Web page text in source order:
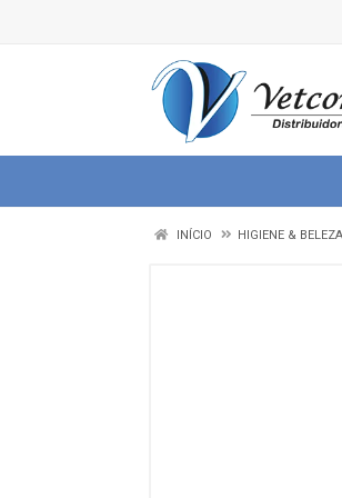
INÍCIO HIGIENE & BELEZA